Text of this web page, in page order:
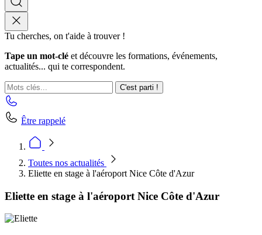
Tu cherches, on t'aide à trouver !
Tape un mot-clé et découvre les formations, événements,
actualités... qui te correspondent.
C'est parti !
Être rappelé
Toutes nos actualités
Eliette en stage à l'aéroport Nice Côte d'Azur
Eliette en stage à l'aéroport Nice Côte d'Azur